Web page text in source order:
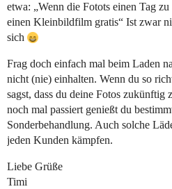
etwa: „Wenn die Fotots einen Tag
einen Kleinbildfilm gratis“ Ist zwar
sich
Frag doch einfach mal beim Laden
nicht (nie) einhalten. Wenn du so
sagst, dass du deine Fotos zukünftig
noch mal passiert genießt du
Sonderbehandlung. Auch solche
jeden Kunden kämpfen.
Liebe Grüße
Timi